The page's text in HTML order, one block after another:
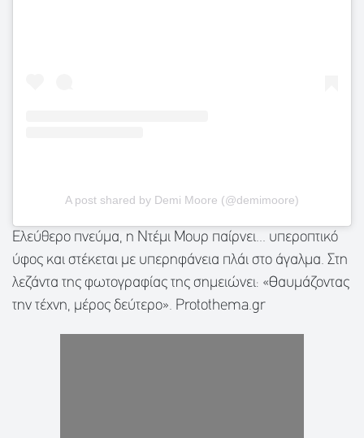
A post shared by Demi Moore (@demimoore)
Ελεύθερο πνεύμα, η Ντέμι Μουρ παίρνει... υπεροπτικό
ύφος και στέκεται με υπερηφάνεια πλάι στο άγαλμα. Στη
λεζάντα της φωτογραφίας της σημειώνει: «Θαυμάζοντας
την τέχνη, μέρος δεύτερο». Protothema.gr